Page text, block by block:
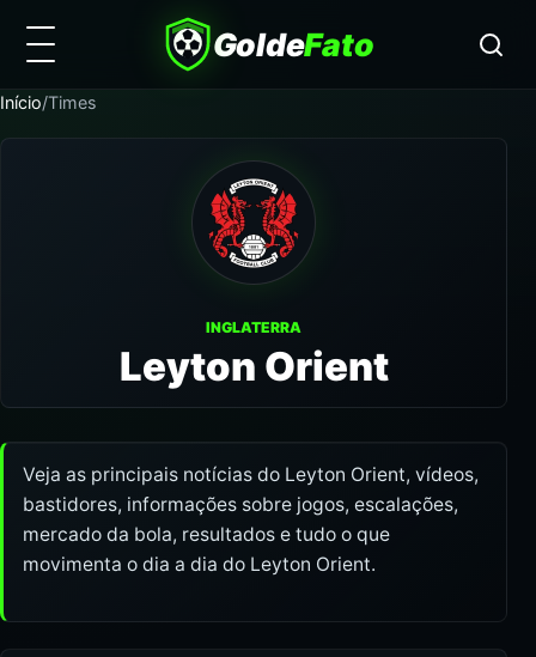
GoldeFato
Início/Times
INGLATERRA
Leyton Orient
Veja as principais notícias do Leyton Orient, vídeos,
bastidores, informações sobre jogos, escalações,
mercado da bola, resultados e tudo o que
movimenta o dia a dia do Leyton Orient.